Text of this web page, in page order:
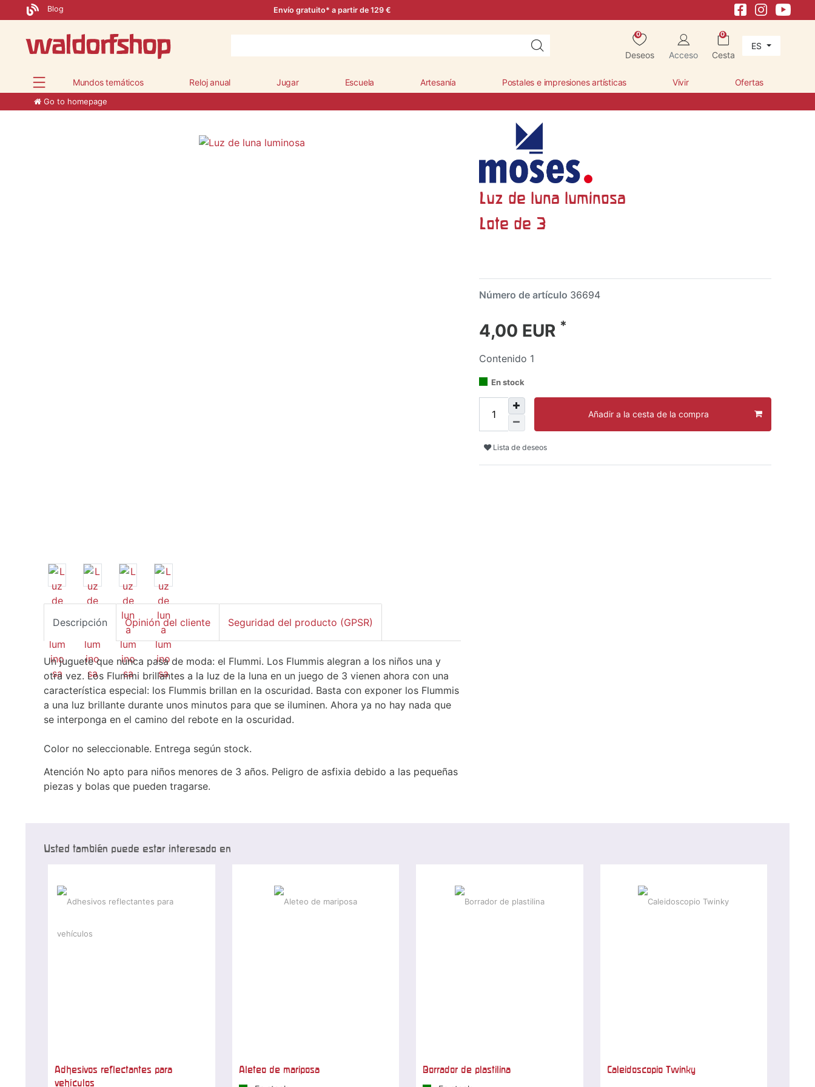
Blog Envío gratuito* a partir de 129 €
0
Deseos Acceso
0
Cesta
ES
Mundos temáticos Reloj anual Jugar Escuela Artesanía Postales e impresiones artísticas Vivir Ofertas
Go to homepage
Luz de luna luminosa
Lote de 3
Número de artículo 36694
4,00 EUR *
Contenido 1
En stock
Añadir a la cesta de la compra
Lista de deseos
Descripción Opinión del cliente Seguridad del producto (GPSR)
Un juguete que nunca pasa de moda: el Flummi. Los Flummis alegran a los niños una y
otra vez. Los Flummi brillantes a la luz de la luna en un juego de 3 vienen ahora con una
característica especial: los Flummis brillan en la oscuridad. Basta con exponer los Flummis
a una luz brillante durante unos minutos para que se iluminen. Ahora ya no hay nada que
se interponga en el camino del rebote en la oscuridad.
Color no seleccionable. Entrega según stock.
Atención No apto para niños menores de 3 años. Peligro de asfixia debido a las pequeñas
piezas y bolas que pueden tragarse.
Usted también puede estar interesado en
Adhesivos reflectantes para
vehículos
Aleteo de mariposa Borrador de plastilina Caleidoscopio Twinky